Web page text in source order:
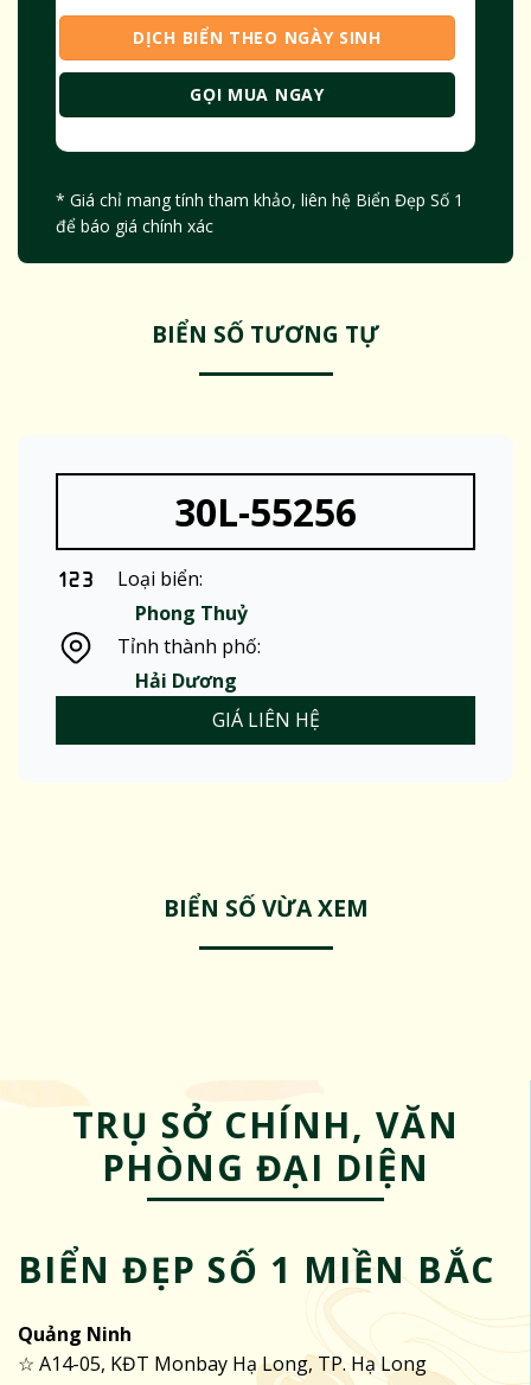
DỊCH BIỂN THEO NGÀY SINH
GỌI MUA NGAY
* Giá chỉ mang tính tham khảo, liên hệ Biển Đẹp Số 1
để báo giá chính xác
BIỂN SỐ TƯƠNG TỰ
30L-55256
Loại biển:
Phong Thuỷ
Tỉnh thành phố:
Hải Dương
GIÁ LIÊN HỆ
BIỂN SỐ VỪA XEM
TRỤ SỞ CHÍNH, VĂN
PHÒNG ĐẠI DIỆN
BIỂN ĐẸP SỐ 1 MIỀN BẮC
Quảng Ninh
☆ A14-05, KĐT Monbay Hạ Long, TP. Hạ Long